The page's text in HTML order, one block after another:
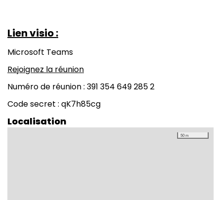
Lien visio :
Microsoft Teams
Rejoignez la réunion
Numéro de réunion : 391 354 649 285 2
Code secret : qK7h85cg
Localisation
50 m